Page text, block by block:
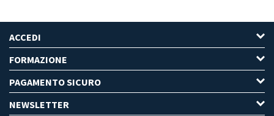
ACCEDI
FORMAZIONE
PAGAMENTO SICURO
NEWSLETTER